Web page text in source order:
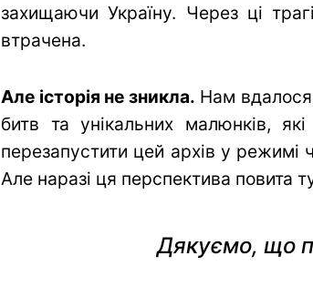
захищаючи Україну. Через ці
втрачена.
Але історія не зникла. Нам вдалося
битв та унікальних малюнків,
перезапустити цей архів у режимі
Але наразі ця перспектива повита
Дякуємо, що